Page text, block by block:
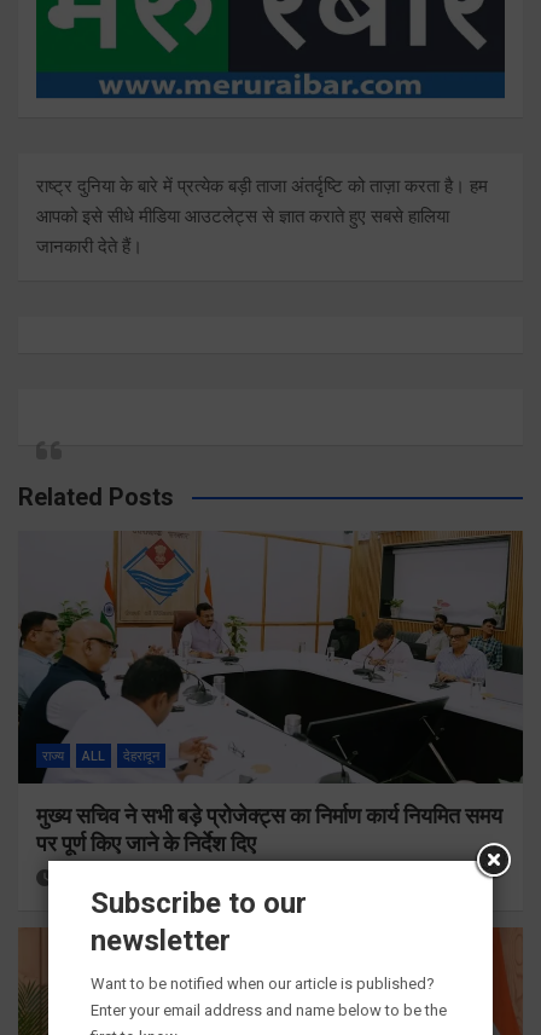
राष्ट्र दुनिया के बारे में प्रत्येक बड़ी ताजा अंतर्दृष्टि को ताज़ा करता है। हम
आपको इसे सीधे मीडिया आउटलेट्स से ज्ञात कराते हुए सबसे हालिया
जानकारी देते हैं।
Related Posts
राज्य ALL देहरादून
मुख्य सचिव ने सभी बड़े प्रोजेक्ट्स का निर्माण कार्य नियमित समय
पर पूर्ण किए जाने के निर्देश दिए
Subscribe to our
newsletter
Want to be notified when our article is published?
Enter your email address and name below to be the